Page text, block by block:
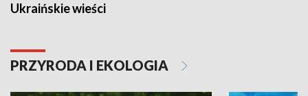
Ukraińskie wieści
PRZYRODA I EKOLOGIA